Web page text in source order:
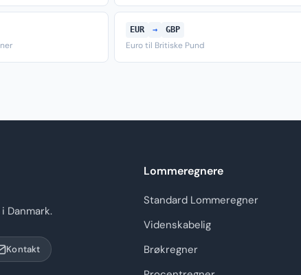
EUR → GBP
Euro til Britiske Pund
Danmark.
Kontakt
Lommeregnere
Standard Lommeregner
Videnskabelig
Brøkregner